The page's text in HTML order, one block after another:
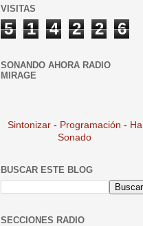
VISITAS
5 1 4 2 2 6
SONANDO AHORA RADIO
MIRAGE
Sintonizar - Programación - Ha
Sonado
BUSCAR ESTE BLOG
SECCIONES RADIO